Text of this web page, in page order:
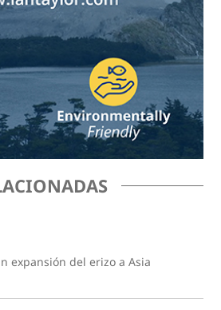
expansión del erizo a Asia